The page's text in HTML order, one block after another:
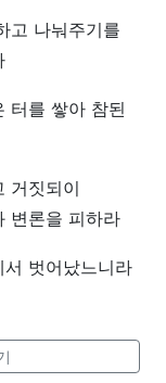
고 나눠주기를
터를 쌓아 참된
거짓되이
변론을 피하라
벗어났느니라